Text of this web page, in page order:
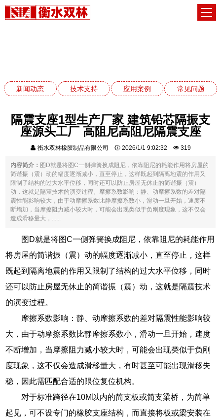
新闻动态 技术支持 应用案例 常见问题
隔震支座1型生产厂家 建筑铅芯隔振支
座源头工厂 高阻尼高阻尼隔震支座
衡水双林橡胶制品有限公司 2026/1/1 9:02:32 319
内容简介： 图D就是将图C一侧弹簧换成阻尼，依靠阻尼的耗能作用将房屋的
简谐振（震）动的幅度逐渐减小，直至停止，这样既起到隔离地震的作用又
限制了结构的过大水平位移，同时还可以防止房屋无休止的简谐振（震）
动，这就是隔震技术的演变过程。摩擦系数影响：静、动摩擦系数的差对隔
震性能影响较大，由于动摩擦系数比静摩擦系数小，滑动一旦开始，速度不
断增加，当摩擦阻力减小较大时，可能会出现类似于负刚度现象，这不仅会
造成滑移量大，......
图D就是将图C一侧弹簧换成阻尼，依靠阻尼的耗能作用
将房屋的简谐振（震）动的幅度逐渐减小，直至停止，这样
既起到隔离地震的作用又限制了结构的过大水平位移，同时
还可以防止房屋无休止的简谐振（震）动，这就是隔震技术
的演变过程。
摩擦系数影响：静、动摩擦系数的差对隔震性能影响较
大，由于动摩擦系数比静摩擦系数小，滑动一旦开始，速度
不断增加，当摩擦阻力减小较大时，可能会出现类似于负刚
度现象，这不仅会造成滑移量大，有时甚至可能出现滑移失
稳，因此需匹配合适的限位复位机构。
对于标准跨径在10M以内的简支板或简支梁桥，为简单
起见，可不设专门的橡胶支座结构，而直接将板或梁安装在